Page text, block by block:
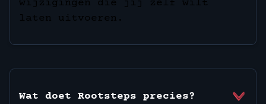
wijzigingen die jij zelf wilt
laten uitvoeren.
Wat doet Rootsteps precies?